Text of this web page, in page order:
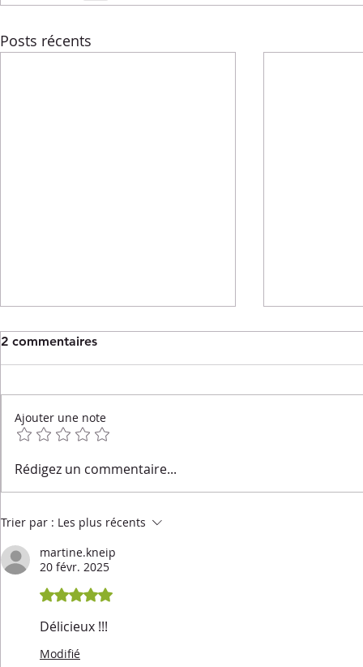
Posts récents
Salade de quinoa
2 commentaires
Ajouter une note
Rédigez un commentaire...
Trier par : Les plus récents
martine.kneip
20 févr. 2025
Noté 5 étoiles sur 5.
Délicieux !!!
Modifié